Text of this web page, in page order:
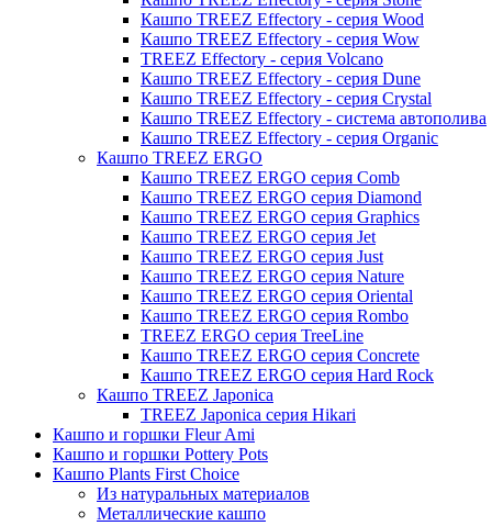
Кашпо TREEZ Effectory - серия Wood
Кашпо TREEZ Effectory - серия Wow
TREEZ Effectory - серия Volcano
Кашпо TREEZ Effectory - серия Dune
Кашпо TREEZ Effectory - серия Crystal
Кашпо TREEZ Effectory - система автополива
Кашпо TREEZ Effectory - серия Organic
Кашпо TREEZ ERGO
Кашпо TREEZ ERGO серия Comb
Кашпо TREEZ ERGO серия Diamond
Кашпо TREEZ ERGO серия Graphics
Кашпо TREEZ ERGO серия Jet
Кашпо TREEZ ERGO серия Just
Кашпо TREEZ ERGO серия Nature
Кашпо TREEZ ERGO серия Oriental
Кашпо TREEZ ERGO серия Rombo
TREEZ ERGO серия TreeLine
Кашпо TREEZ ERGO серия Concrete
Кашпо TREEZ ERGO серия Hard Rock
Кашпо TREEZ Japonica
TREEZ Japonica серия Hikari
Кашпо и горшки Fleur Ami
Кашпо и горшки Pottery Pots
Кашпо Plants First Choice
Из натуральных материалов
Металлические кашпо